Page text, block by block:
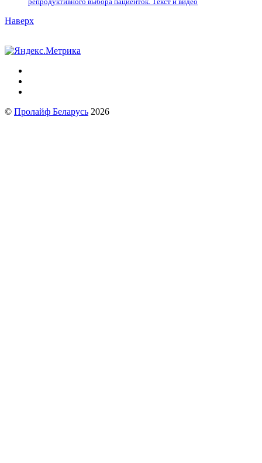
репродуктивного выбора пациенток. Tекст и видео
Наверх
© Пролайф Беларусь 2026